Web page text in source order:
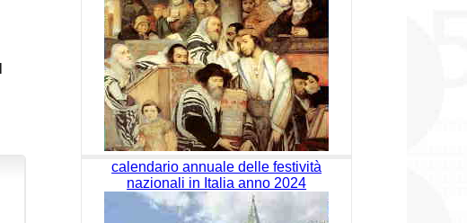
calendario annuale delle festività
nazionali in Italia anno 2024